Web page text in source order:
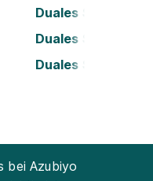
Duales Studium
Duales Studium
Duales Studium
bei Azubiyo